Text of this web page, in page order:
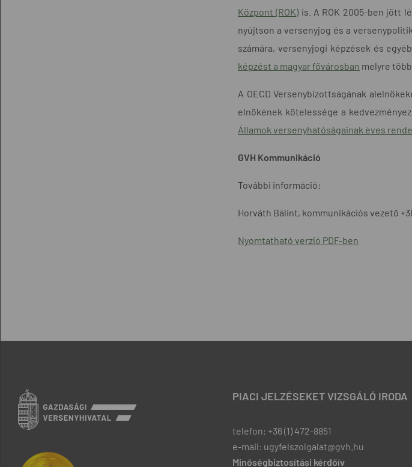
Központ (ROK) is. A ROK 2005-ben jött
nyújtson a versenyjog és a
számára, versenyjogi képzések és
képzést a magyar fővárosban melyre
A OECD Versenybizottságának
elnökének kötelessége a
Államok versenyhatóságainak éves
GVH Kommunikáció
További információ:
Horváth Bálint, kommunikációs vezető
Nyomtatható verzió PDF-ben
PIACI JELZÉSEKET VIZSGÁLÓ IRODA
telefon: +36 (1) 472-8851
e-mail: ugyfelszolgalat@gvh.hu
Minőségbiztosítási kérdőív